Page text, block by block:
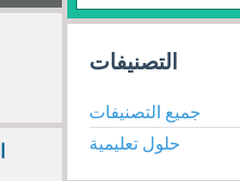
التصنيفات
جميع التصنيفات
حلول تعليمية